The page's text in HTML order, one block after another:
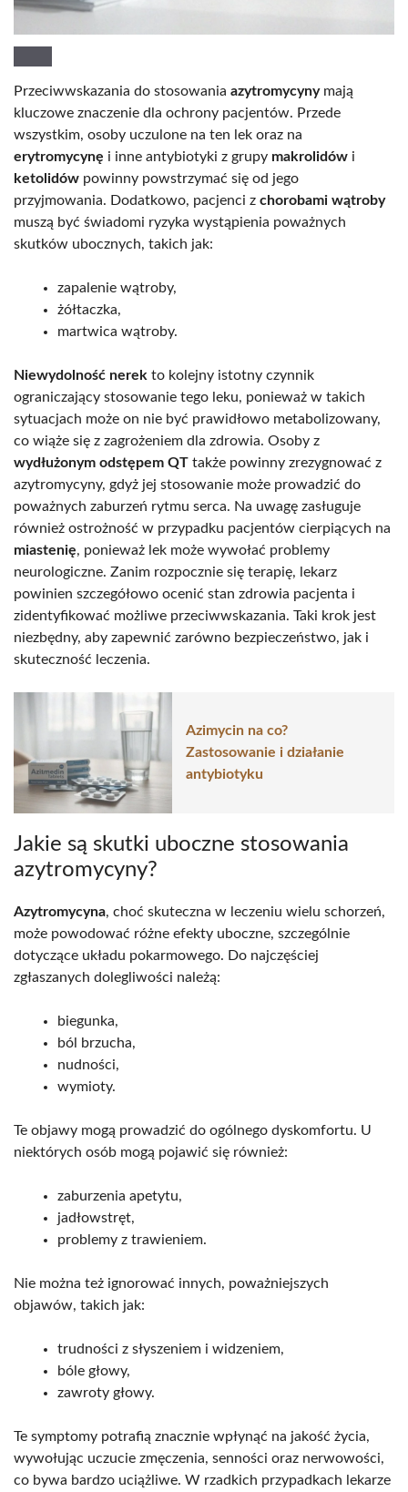
Przeciwwskazania do stosowania azytromycynymają
kluczowe znaczenie dla ochrony pacjentów. Przede
wszystkim, osoby uczulone na ten lek oraz na
erytromycynę i inne antybiotyki z grupy makrolidów i
ketolidów powinny powstrzymać się od jego
przyjmowania. Dodatkowo, pacjenci z chorobami wątroby
muszą być świadomi ryzyka wystąpienia poważnych
skutków ubocznych, takich jak:
zapalenie wątroby,
żółtaczka,
martwica wątroby.
Niewydolność nerek to kolejny istotny czynnik
ograniczający stosowanie tego leku, ponieważ w takich
sytuacjach może on nie być prawidłowo metabolizowany,
co wiąże się z zagrożeniem dla zdrowia. Osoby z
wydłużonym odstępem QT także powinny zrezygnować z
azytromycyny, gdyż jej stosowanie może prowadzić do
poważnych zaburzeń rytmu serca. Na uwagę zasługuje
również ostrożność w przypadku pacjentów cierpiących na
miastenię, ponieważ lek może wywołać problemy
neurologiczne. Zanim rozpocznie się terapię, lekarz
powinien szczegółowo ocenić stan zdrowia pacjenta i
zidentyfikować możliwe przeciwwskazania. Taki krok jest
niezbędny, aby zapewnić zarówno bezpieczeństwo, jak i
skuteczność leczenia.
Azimycin na co?
Zastosowanie i działanie
antybiotyku
Jakie są skutki uboczne stosowania
azytromycyny?
Azytromycyna, choć skuteczna w leczeniu wielu schorzeń,
może powodować różne efekty uboczne, szczególnie
dotyczące układu pokarmowego. Do najczęściej
zgłaszanych dolegliwości należą:
biegunka,
ból brzucha,
nudności,
wymioty.
Te objawy mogą prowadzić do ogólnego dyskomfortu. U
niektórych osób mogą pojawić się również:
zaburzenia apetytu,
jadłowstręt,
problemy z trawieniem.
Nie można też ignorować innych, poważniejszych
objawów, takich jak:
trudności z słyszeniem i widzeniem,
bóle głowy,
zawroty głowy.
Te symptomy potrafią znacznie wpłynąć na jakość życia,
wywołując uczucie zmęczenia, senności oraz nerwowości,
co bywa bardzo uciążliwe. W rzadkich przypadkach lekarze